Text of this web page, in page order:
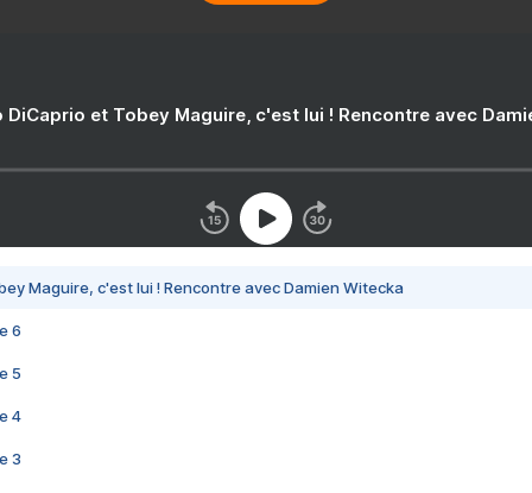
DiCaprio et Tobey Maguire, c'est lui ! Rencontre avec
Maguire, c'est lui ! Rencontre avec Damien Witecka
6
5
4
3